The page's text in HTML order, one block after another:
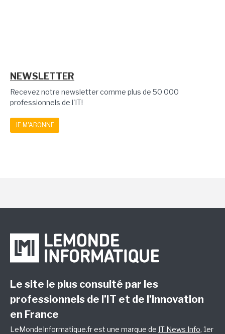
NEWSLETTER
Recevez notre newsletter comme plus de 50 000
professionnels de l'IT!
JE M'ABONNE
Le site le plus consulté par les
professionnels de l’IT et de l’innovation
en France
LeMondeInformatique.fr est une marque de IT News Info, 1er